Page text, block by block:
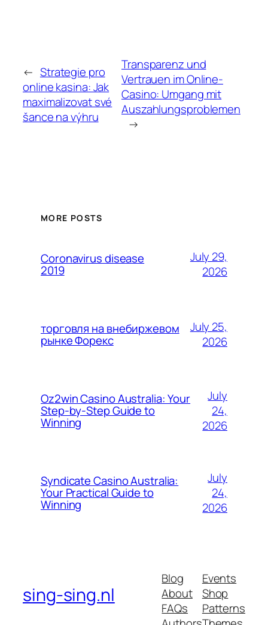
← Strategie pro
online kasina: Jak
maximalizovat své
šance na výhru
Transparenz und
Vertrauen im Online-
Casino: Umgang mit
Auszahlungsproblemen
→
MORE POSTS
Coronavirus disease
2019
July 29,
2026
торговля на внебиржевом
рынке Форекс
July 25,
2026
Oz2win Casino Australia: Your
Step-by-Step Guide to
Winning
July
24,
2026
Syndicate Casino Australia:
Your Practical Guide to
Winning
July
24,
2026
sing-sing.nl
Blog
About
FAQs
Events
Shop
Patterns